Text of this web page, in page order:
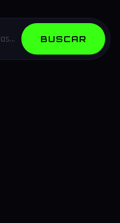
BUSCAR